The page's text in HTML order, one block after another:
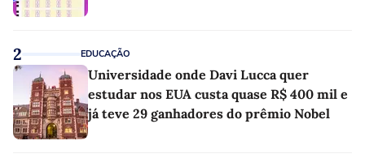
2 EDUCAÇÃO
Universidade onde Davi Lucca quer
estudar nos EUA custa quase R$ 400 mil e
já teve 29 ganhadores do prêmio Nobel